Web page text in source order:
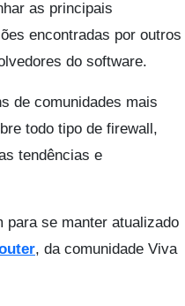
as principais
encontradas por outros
do software.
de comunidades mais
todo tipo de firewall,
tendências e
para se manter atualizado
, da comunidade Viva